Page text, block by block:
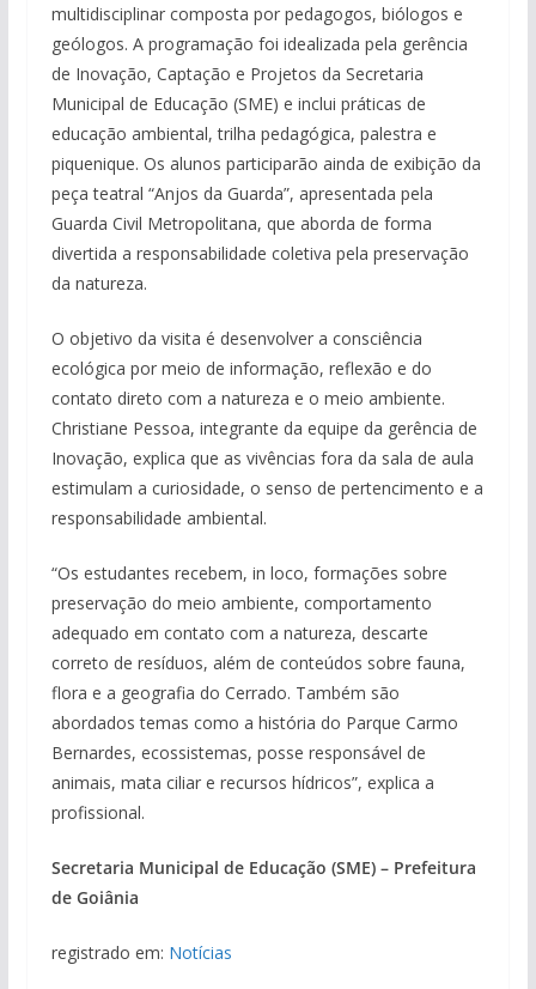
multidisciplinar composta por pedagogos, biólogos e
geólogos. A programação foi idealizada pela gerência
de Inovação, Captação e Projetos da Secretaria
Municipal de Educação (SME) e inclui práticas de
educação ambiental, trilha pedagógica, palestra e
piquenique. Os alunos participarão ainda de exibição da
peça teatral “Anjos da Guarda”, apresentada pela
Guarda Civil Metropolitana, que aborda de forma
divertida a responsabilidade coletiva pela preservação
da natureza.
O objetivo da visita é desenvolver a consciência
ecológica por meio de informação, reflexão e do
contato direto com a natureza e o meio ambiente.
Christiane Pessoa, integrante da equipe da gerência de
Inovação, explica que as vivências fora da sala de aula
estimulam a curiosidade, o senso de pertencimento e a
responsabilidade ambiental.
“Os estudantes recebem, in loco, formações sobre
preservação do meio ambiente, comportamento
adequado em contato com a natureza, descarte
correto de resíduos, além de conteúdos sobre fauna,
flora e a geografia do Cerrado. Também são
abordados temas como a história do Parque Carmo
Bernardes, ecossistemas, posse responsável de
animais, mata ciliar e recursos hídricos”, explica a
profissional.
Secretaria Municipal de Educação (SME) – Prefeitura
de Goiânia
registrado em: Notícias